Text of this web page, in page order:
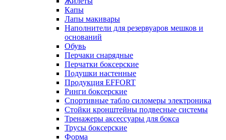
Капы
Лапы макивары
Наполнители для резервуаров мешков и
оснований
Обувь
Перчаки снарядные
Перчатки боксерские
Подушки настенные
Продукция EFFORT
Ринги боксерские
Спортивные табло силомеры электроника
Стойки кронштейны подвесные системы
Тренажеры аксессуары для бокса
Трусы боксерские
Форма